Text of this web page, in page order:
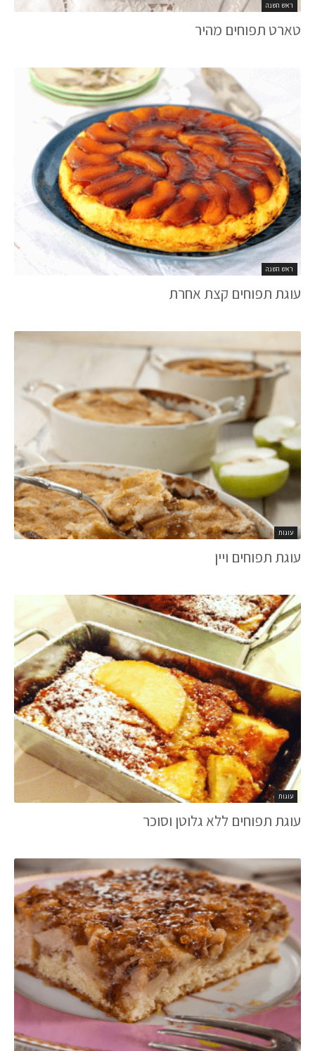
ראש השנה
טארט תפוחים מהיר
ראש השנה
עוגת תפוחים קצת אחרת
עוגות
עוגת תפוחים ויין
עוגות
עוגת תפוחים ללא גלוטן וסוכר